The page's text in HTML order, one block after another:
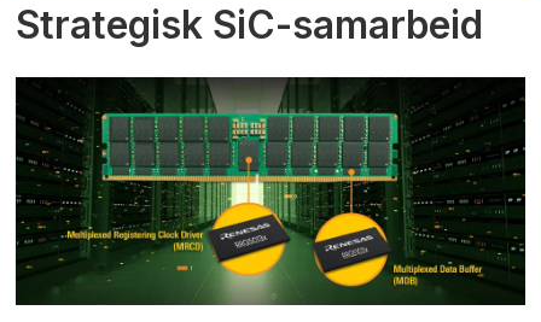
Strategisk SiC-samarbeid